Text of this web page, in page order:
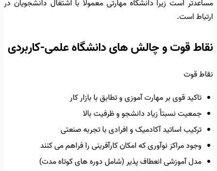
مساعدتر است زیرا دانشگاه مهارتی معمولاً با اشتغال دانشجویان در
ارتباط است.
نقاط قوت و چالش های دانشگاه علمی-کاربردی
نقاط قوت
تاکید قوی بر مهارت آموزی و تطابق با بازار کار
جمعیت نسبتاً زیاد دانشجو و ظرفیت بالا
ترکیب اساتید آکادمیک و افرادی با تجربه صنعتی
وجود مراکز نوآوری که امکان کارآفرینی را فراهم می کنند
مدل آموزشی انعطاف پذیر (شامل دوره های کوتاه مدت)